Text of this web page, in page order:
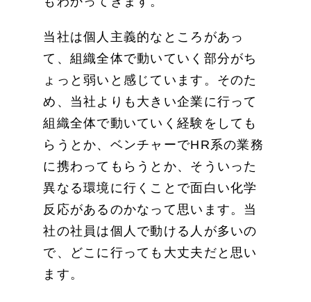
当社は個人主義的なところがあっ
て、組織全体で動いていく部分がち
ょっと弱いと感じています。そのた
め、当社よりも大きい企業に行って
組織全体で動いていく経験をしても
らうとか、ベンチャーでHR系の業務
に携わってもらうとか、そういった
異なる環境に行くことで面白い化学
反応があるのかなって思います。当
社の社員は個人で動ける人が多いの
で、どこに行っても大丈夫だと思い
ます。